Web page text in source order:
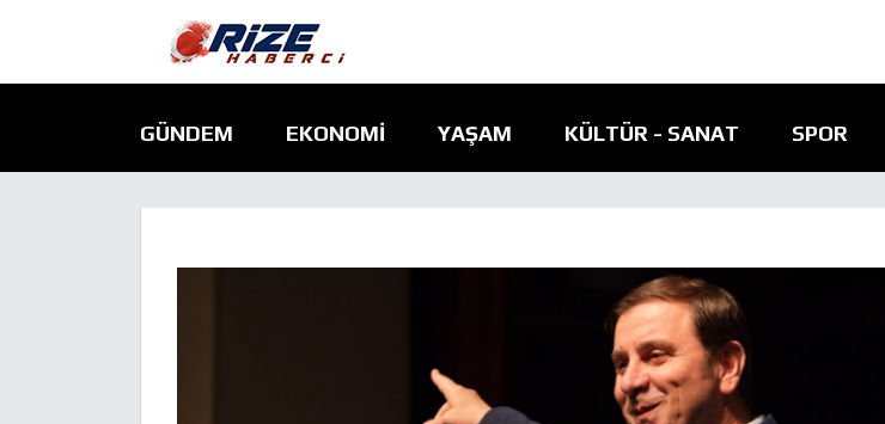
GÜNDEM EKONOMI YAŞAM KÜLTÜR - SANAT SPOR